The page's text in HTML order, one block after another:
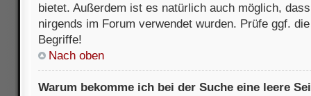
bietet. Außerdem ist es natürlich auch möglich,
nirgends im Forum verwendet wurden. Prüfe ggf.
Begriffe!
Nach oben
Warum bekomme ich bei der Suche eine leere